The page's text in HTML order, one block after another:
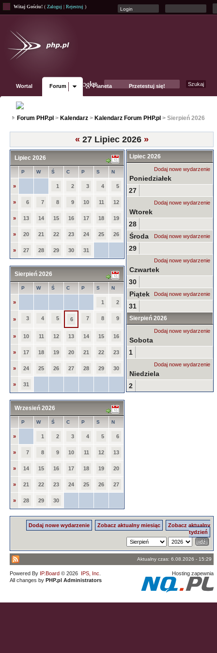
Witaj Gościu! ( Zaloguj | Rejestruj )
Wortal Forum Planeta Przetestuj się!
Forum PHP.pl > Kalendarz > Kalendarz Forum PHP.pl > Sierpień 2026
« 27 Lipiec 2026 »
Lipiec 2026
P W Ś C P S N
» 1 2 3 4 5
» 6 7 8 9 10 11 12
» 13 14 15 16 17 18 19
» 20 21 22 23 24 25 26
» 27 28 29 30 31
Sierpień 2026
P W Ś C P S N
» 1 2
» 3 4 5 6 7 8 9
» 10 11 12 13 14 15 16
» 17 18 19 20 21 22 23
» 24 25 26 27 28 29 30
» 31
Wrzesień 2026
P W Ś C P S N
» 1 2 3 4 5 6
» 7 8 9 10 11 12 13
» 14 15 16 17 18 19 20
» 21 22 23 24 25 26 27
» 28 29 30
Lipiec 2026
Dodaj nowe wydarzenie
Poniedziałek
27
Dodaj nowe wydarzenie
Wtorek
28
Dodaj nowe wydarzenie
Środa
29
Dodaj nowe wydarzenie
Czwartek
30
Dodaj nowe wydarzenie
Piątek
31
Sierpień 2026
Dodaj nowe wydarzenie
Sobota
1
Dodaj nowe wydarzenie
Niedziela
2
Dodaj nowe wydarzenie Zobacz aktualny miesiąc
Zobacz aktualny
tydzień
Aktualny czas: 6.08.2026 - 15:29
Powered By IP.Board © 2026 IPS, Inc
All changes by PHP.pl Administrators
Hosting zapewnia